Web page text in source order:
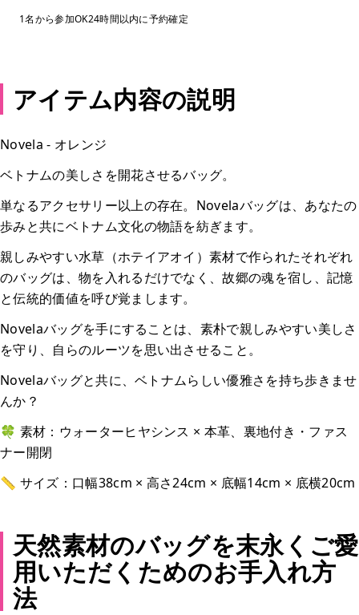
1名から参加OK24時間以内に予約確定
アイテム内容の説明
Novela - オレンジ
ベトナムの美しさを開花させるバッグ。
単なるアクセサリー以上の存在。Novelaバッグは、あなたの
歩みと共にベトナム文化の物語を紡ぎます。
親しみやすい水草（ホテイアオイ）素材で作られたそれぞれ
のバッグは、物を入れるだけでなく、故郷の魂を宿し、記憶
と伝統的価値を呼び覚まします。
Novelaバッグを手にすることは、素朴で親しみやすい美しさ
を守り、自らのルーツを思い出させること。
Novelaバッグと共に、ベトナムらしい優雅さを持ち歩きませ
んか？
🍀 素材：ウォーターヒヤシンス × 本革、裏地付き・ファス
ナー開閉
📏 サイズ：口幅38cm × 高さ24cm × 底幅14cm × 底横20cm
天然素材のバッグを末永くご愛
用いただくためのお手入れ方
法